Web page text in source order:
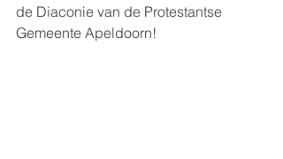
de Diaconie van de Protestantse
Gemeente Apeldoorn!